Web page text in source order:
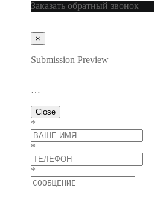
Заказать обратный звонок
×
Submission Preview
…
Close
*
*
*